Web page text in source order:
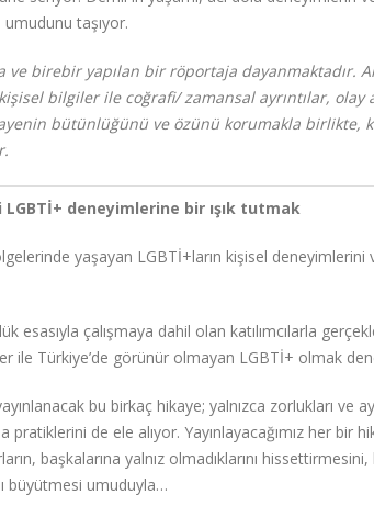
taşıyor.
birebir yapılan bir röportaja dayanmaktadır.
bilgiler ile coğrafi/ zamansal ayrıntılar, olay
bütünlüğünü ve özünü korumakla birlikte,
deneyimlerine bir ışık tutmak
yaşayan LGBTİ+ların kişisel deneyimlerini
esasıyla çalışmaya dahil olan katılımcılarla
ile Türkiye’de görünür olmayan LGBTİ+ olmak
bu birkaç hikaye; yalnızca zorlukları ve
pratiklerini de ele alıyor. Yayınlayacağımız her bir
başkalarına yalnız olmadıklarını
büyütmesi umuduyla…